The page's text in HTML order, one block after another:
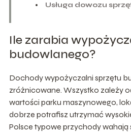
Usługa dowozu
Ile zarabia
budowlanego?
Dochody wypożyczalni sprzętu
zróżnicowane. Wszystko zależy
wartości parku maszynowego,
dobrze potrafisz utrzymać
Polsce typowe przychody wahają